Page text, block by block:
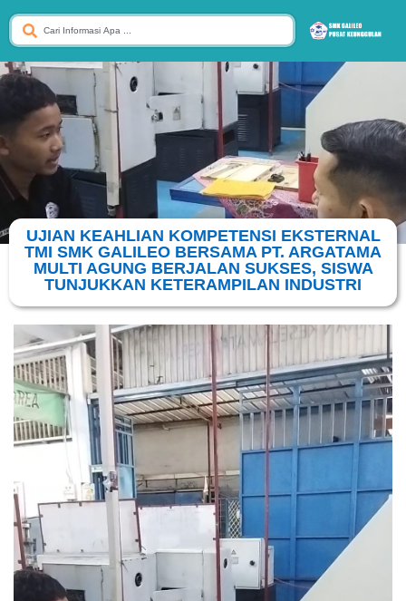
UJIAN KEAHLIAN KOMPETENSI EKSTERNAL
TMI SMK GALILEO BERSAMA PT. ARGATAMA
MULTI AGUNG BERJALAN SUKSES, SISWA
TUNJUKKAN KETERAMPILAN INDUSTRI